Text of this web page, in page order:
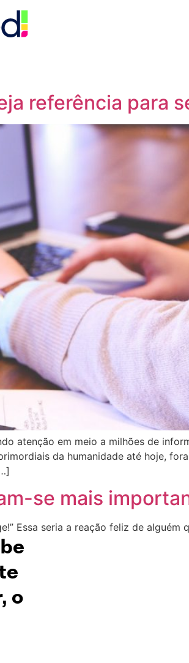
referência para
atenção em meio a milhões de
da humanidade até hoje,
se mais
Essa seria a reação feliz de alguém
o